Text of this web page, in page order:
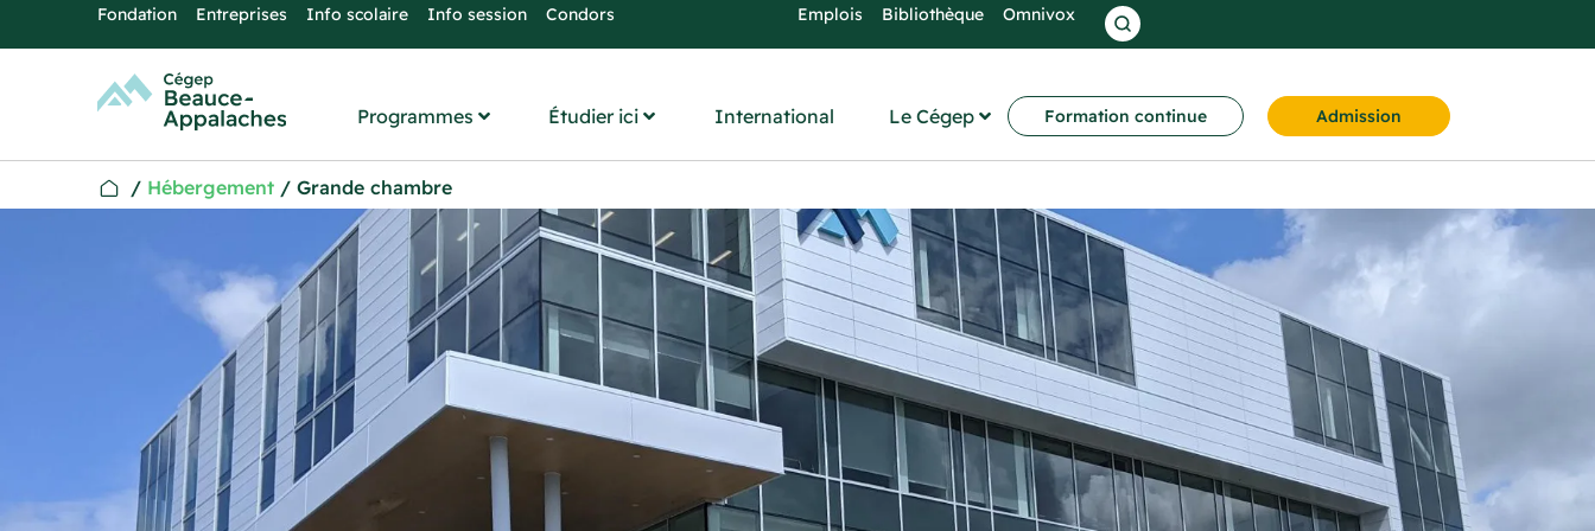
Fondation Entreprises Info scolaire Info session Condors Emplois Bibliothèque Omnivox
Programmes Étudier ici International Le Cégep Formation continue Admission
/ Hébergement / Grande chambre